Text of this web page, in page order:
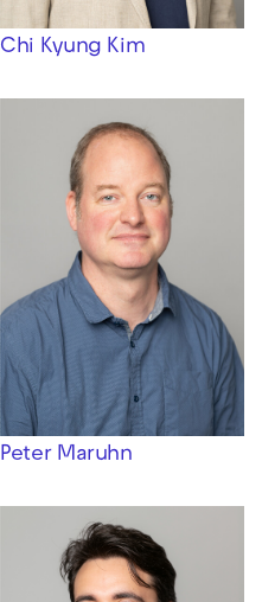
Chi Kyung Kim
Peter Maruhn